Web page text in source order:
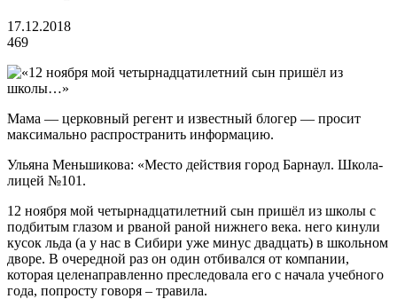
17.12.2018
469
Мама — церковный регент и известный блогер — просит
максимально распространить информацию.
Ульяна Меньшикова: «Место действия город Барнаул. Школа-
лицей №101.
12 ноября мой четырнадцатилетний сын пришёл из школы с
подбитым глазом и рваной раной нижнего века. него кинули
кусок льда (а у нас в Сибири уже минус двадцать) в школьном
дворе. В очередной раз он один отбивался от компании,
которая целенаправленно преследовала его с начала учебного
года, попросту говоря – травила.